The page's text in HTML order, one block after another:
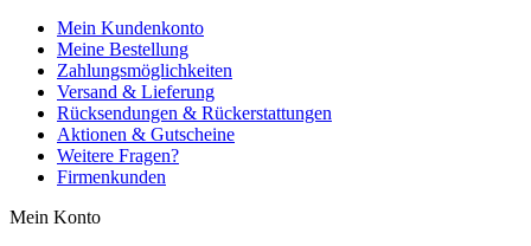
Mein Kundenkonto
Meine Bestellung
Zahlungsmöglichkeiten
Versand & Lieferung
Rücksendungen & Rückerstattungen
Aktionen & Gutscheine
Weitere Fragen?
Firmenkunden
Mein Konto